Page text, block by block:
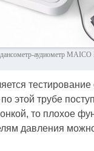
аудиометр MAICO
тестирование
этой трубе
то плохое
давления